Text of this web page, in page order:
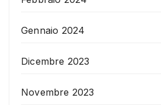
Gennaio 2024
Dicembre 2023
Novembre 2023